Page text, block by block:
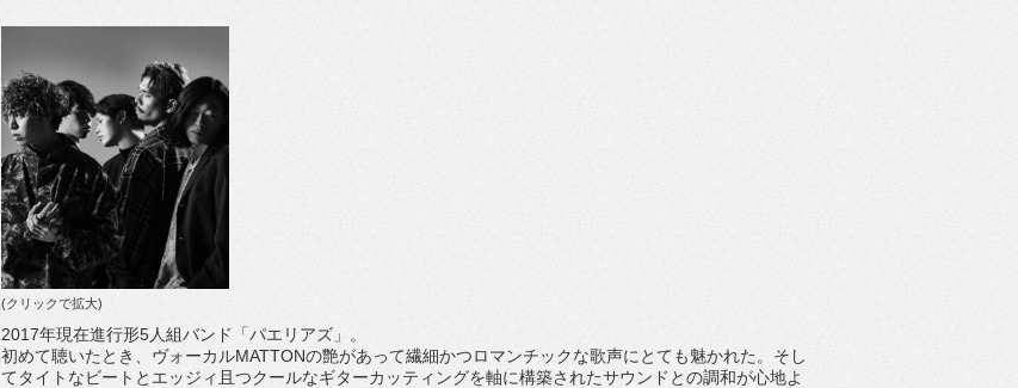
(クリックで拡大)
2017年現在進行形5人組バンド「パエリアズ」。
初めて聴いたとき、ヴォーカルMATTONの艶があって繊細かつロマンチックな歌声にとても魅かれた。そし
てタイトなビートとエッジィ且つクールなギターカッティングを軸に構築されたサウンドとの調和が心地よ